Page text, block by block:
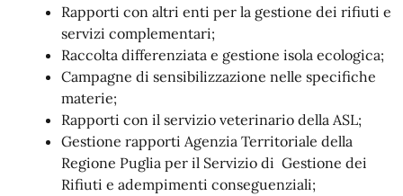
Rapporti con altri enti per la gestione dei rifiuti e
servizi complementari;
Raccolta differenziata e gestione isola ecologica;
Campagne di sensibilizzazione nelle specifiche
materie;
Rapporti con il servizio veterinario della ASL;
Gestione rapporti Agenzia Territoriale della
Regione Puglia per il Servizio di Gestione dei
Rifiuti e adempimenti conseguenziali;